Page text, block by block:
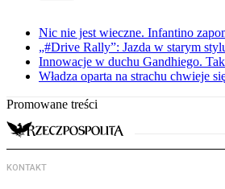
Nic nie jest wieczne. Infantino
„#Drive Rally”: Jazda w starym
Innowacje w duchu Gandhiego.
Władza oparta na strachu chwieje
Promowane treści
KONTAKT